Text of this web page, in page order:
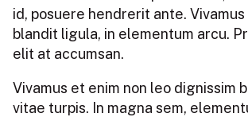
id, posuere hendrerit ante.
blandit ligula, in elementum arcu.
elit at accumsan.
Vivamus et enim non leo dignissim
vitae turpis. In magna sem,